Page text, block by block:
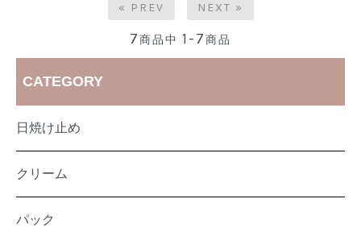
« PREV NEXT »
7商品中 1-7商品
CATEGORY
日焼け止め
クリーム
パック